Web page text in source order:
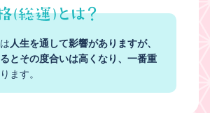
人生を通して影響がありますが、
とその度合いは高くなり、一番重
ます。